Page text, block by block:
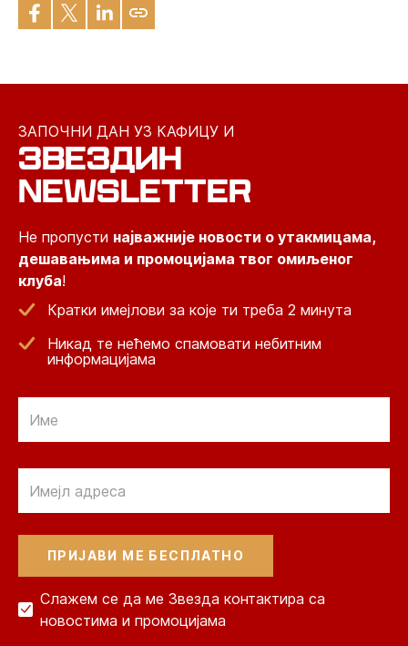
ЗАПОЧНИ ДАН УЗ КАФИЦУ И
ЗВЕЗДИН
NEWSLETTER
Не пропусти најважније новости о утакмицама,
дешавањима и промоцијама твог омиљеног
клуба!
Кратки имејлови за које ти треба 2 минута
Никад те нећемо спамовати небитним
информацијама
Слажем се да ме Звезда контактира са
новостима и промоцијама